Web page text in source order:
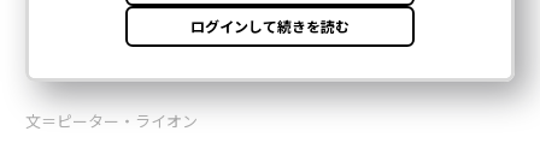
文＝ピーター・ライオン